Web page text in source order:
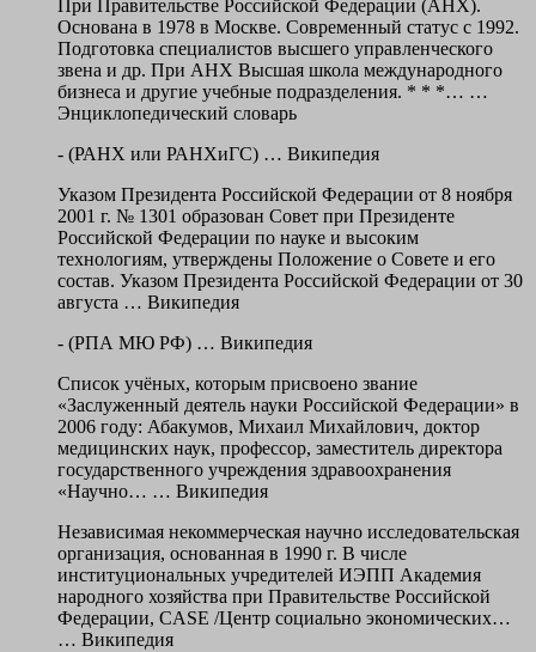
При Правительстве Российской Федерации (АНХ).
Основана в 1978 в Москве. Современный статус с 1992.
Подготовка специалистов высшего управленческого
звена и др. При АНХ Высшая школа международного
бизнеса и другие учебные подразделения. * * *… …
Энциклопедический словарь
- (РАНХ или РАНХиГС) … Википедия
Указом Президента Российской Федерации от 8 ноября
2001 г. № 1301 образован Совет при Президенте
Российской Федерации по науке и высоким
технологиям, утверждены Положение о Совете и его
состав. Указом Президента Российской Федерации от 30
августа … Википедия
- (РПА МЮ РФ) … Википедия
Список учёных, которым присвоено звание
«Заслуженный деятель науки Российской Федерации» в
2006 году: Абакумов, Михаил Михайлович, доктор
медицинских наук, профессор, заместитель директора
государственного учреждения здравоохранения
«Научно… … Википедия
Независимая некоммерческая научно исследовательская
организация, основанная в 1990 г. В числе
институциональных учредителей ИЭПП Академия
народного хозяйства при Правительстве Российской
Федерации, CASE /Центр социально экономических…
… Википедия